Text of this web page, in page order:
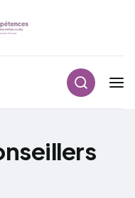
Navigation principale